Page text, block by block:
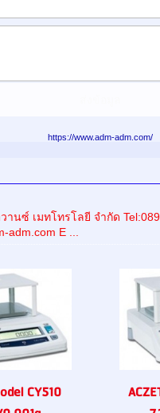
https://www.adm-adm.com/
ซ์ เมทโทรโลยี จำกัด
adm.com E ...
CY510